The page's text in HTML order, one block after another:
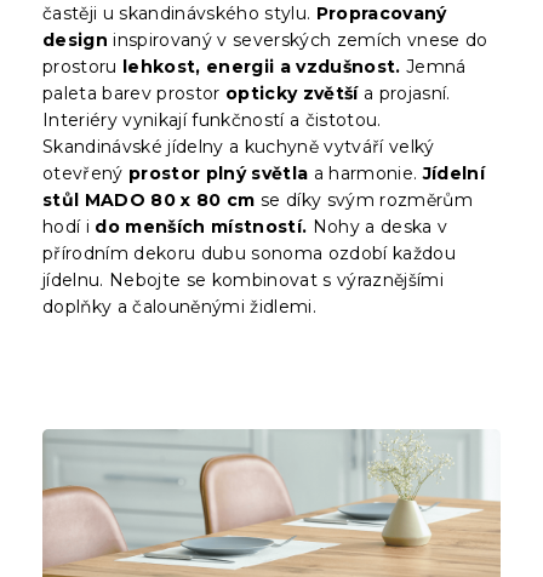
častěji u skandinávského stylu. Propracovaný
design inspirovaný v severských zemích vnese do
prostoru lehkost, energii a vzdušnost. Jemná
paleta barev prostor opticky zvětšía projasní.
Interiéry vynikají funkčností a čistotou.
Skandinávské jídelny a kuchyně vytváří velký
otevřený prostor plný světla a harmonie.Jídelní
stůl MADO 80 x 80 cm se díky svým rozměrům
hodí i do menších místností. Nohy a deska v
přírodním dekoru dubu sonoma ozdobí každou
jídelnu. Nebojte se kombinovat s výraznějšími
doplňky a čalouněnými židlemi.